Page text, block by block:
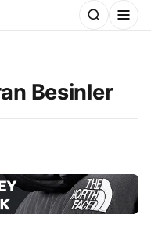
Besinler